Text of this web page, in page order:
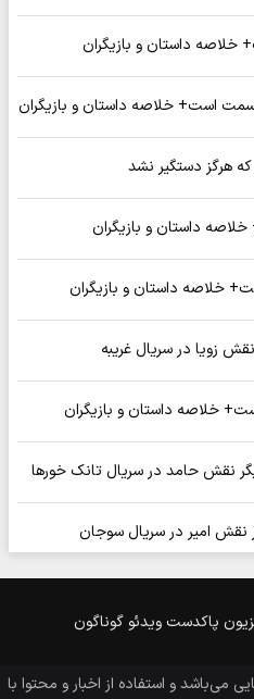
داستان و بازیگران
است+ خلاصه داستان و بازیگران
هرگز دستگیر نشد
داستان و بازیگران
خلاصه داستان و بازیگران
زویا در سریال غریبه
خلاصه داستان و بازیگران
نقش حامد در سریال تانک خورها
نقش امیر در سریال سوجان
پاکدست ویدئو گوناگون
می‌باشد و استفاده از اخبار و محتوا با